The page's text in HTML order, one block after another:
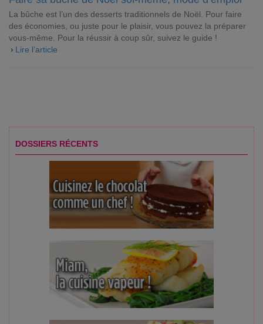
La bûche est l’un des desserts traditionnels de Noël. Pour faire
des économies, ou juste pour le plaisir, vous pouvez la préparer
vous-même. Pour la réussir à coup sûr, suivez le guide !
Lire l’article
DOSSIERS RÉCENTS